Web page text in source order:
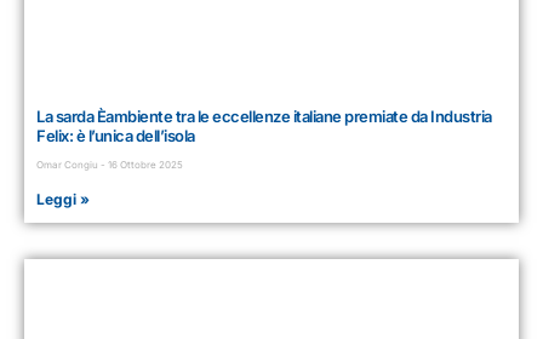
La sarda Èambiente tra le eccellenze italiane premiate da Industria
Felix: è l’unica dell’isola
Omar Congiu 16 Ottobre 2025
Leggi »